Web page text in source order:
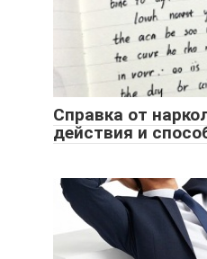
Справка от
действия и